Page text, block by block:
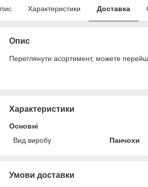
Характеристики Доставка
Опис
Переглянути асортимент, можете
Характеристики
Основні
Вид виробу
Панчохи
Умови доставки